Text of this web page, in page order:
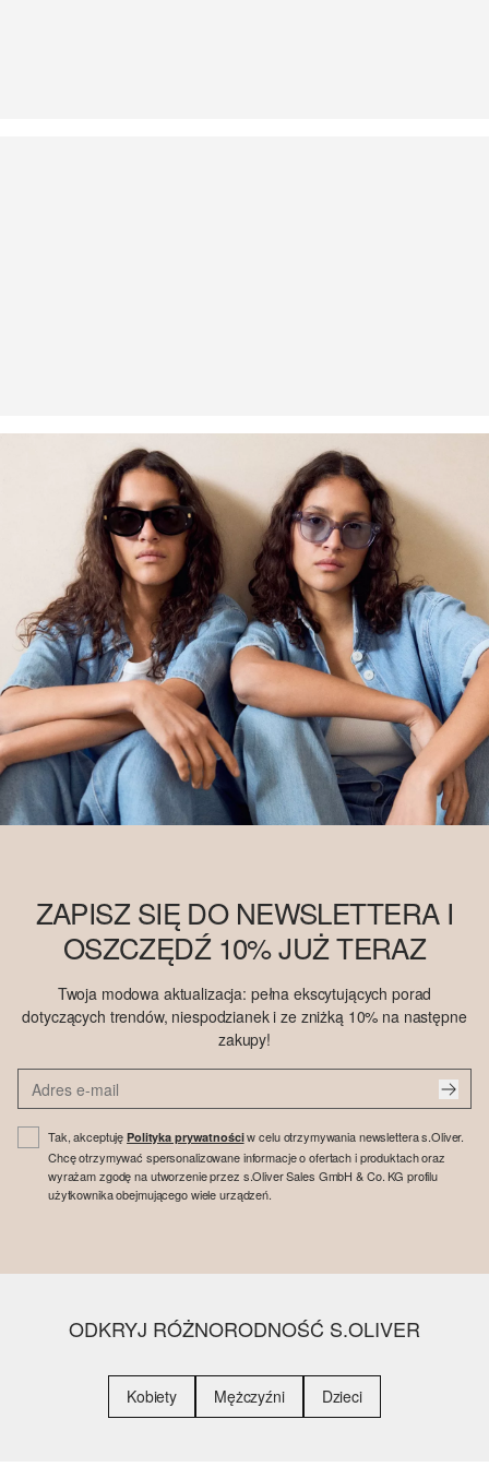
ZAPISZ SIĘ DO NEWSLETTERA I
OSZCZĘDŹ 10% JUŻ TERAZ
Twoja modowa aktualizacja: pełna ekscytujących porad
dotyczących trendów, niespodzianek i ze zniżką 10% na następne
zakupy!
Tak, akceptujęPolityka prywatnościw celu otrzymywania newslettera s.Oliver.
Chcę otrzymywać spersonalizowane informacje o ofertach i produktach oraz
wyrażam zgodę na utworzenie przez s.Oliver Sales GmbH & Co. KG profilu
użytkownika obejmującego wiele urządzeń.
ODKRYJ RÓŻNORODNOŚĆ S.OLIVER
Kobiety Mężczyźni Dzieci